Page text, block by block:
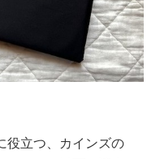
立つ、カインズの